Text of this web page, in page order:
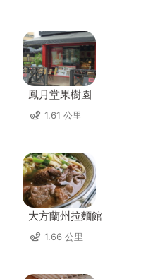
鳳月堂果樹園
1.61 公里
大方蘭州拉麵館
1.66 公里